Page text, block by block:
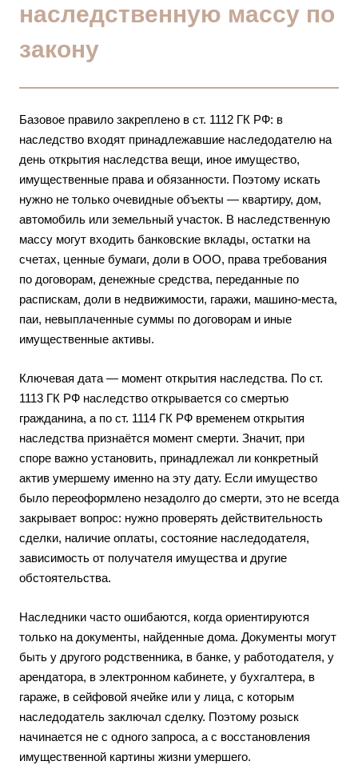
наследственную массу по
закону
Базовое правило закреплено в ст. 1112 ГК РФ: в
наследство входят принадлежавшие наследодателю на
день открытия наследства вещи, иное имущество,
имущественные права и обязанности. Поэтому искать
нужно не только очевидные объекты — квартиру, дом,
автомобиль или земельный участок. В наследственную
массу могут входить банковские вклады, остатки на
счетах, ценные бумаги, доли в ООО, права требования
по договорам, денежные средства, переданные по
распискам, доли в недвижимости, гаражи, машино-места,
паи, невыплаченные суммы по договорам и иные
имущественные активы.
Ключевая дата — момент открытия наследства. По ст.
1113 ГК РФ наследство открывается со смертью
гражданина, а по ст. 1114 ГК РФ временем открытия
наследства признаётся момент смерти. Значит, при
споре важно установить, принадлежал ли конкретный
актив умершему именно на эту дату. Если имущество
было переоформлено незадолго до смерти, это не всегда
закрывает вопрос: нужно проверять действительность
сделки, наличие оплаты, состояние наследодателя,
зависимость от получателя имущества и другие
обстоятельства.
Наследники часто ошибаются, когда ориентируются
только на документы, найденные дома. Документы могут
быть у другого родственника, в банке, у работодателя, у
арендатора, в электронном кабинете, у бухгалтера, в
гараже, в сейфовой ячейке или у лица, с которым
наследодатель заключал сделку. Поэтому розыск
начинается не с одного запроса, а с восстановления
имущественной картины жизни умершего.